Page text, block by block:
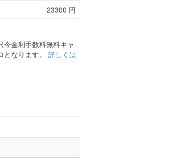
23300 円
今金利手数料無料キャ
なります。 詳しくは